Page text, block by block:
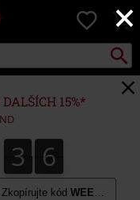
×
0
15%*
3
3
3
3 4
5
4
6
5
Zkopírujte kód WEEKEND